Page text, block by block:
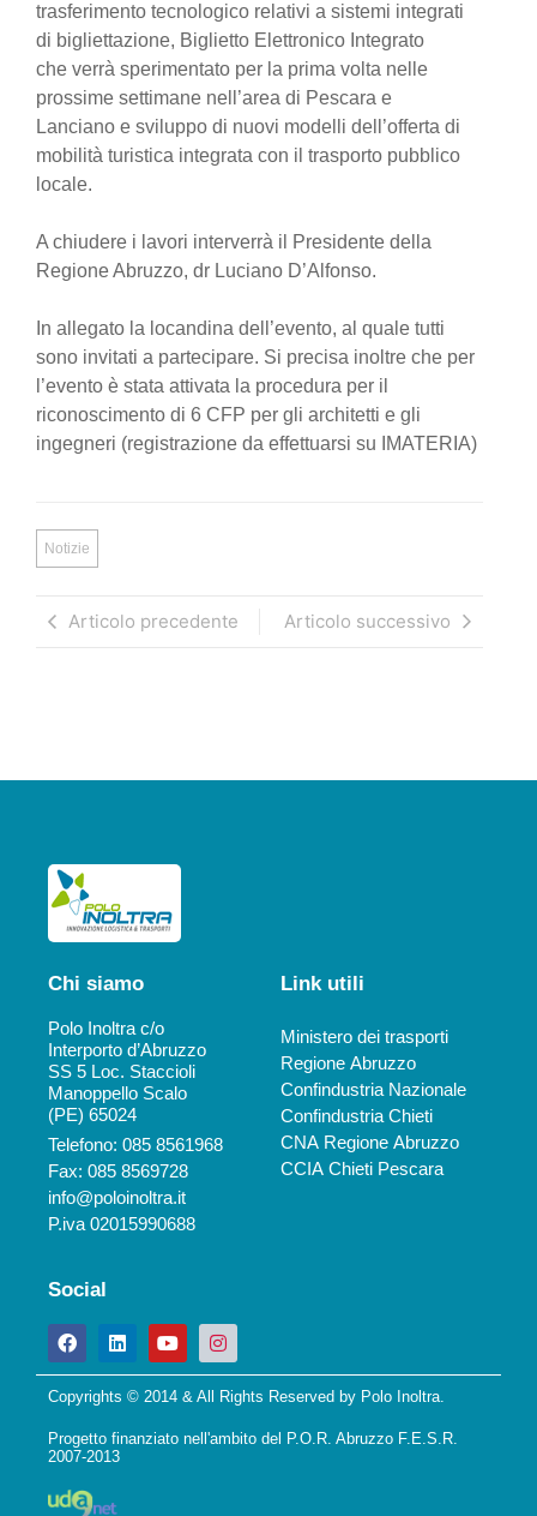
trasferimento tecnologico relativi a sistemi integrati
di bigliettazione, Biglietto Elettronico Integrato
che verrà sperimentato per la prima volta nelle
prossime settimane nell’area di Pescara e
Lanciano e sviluppo di nuovi modelli dell’offerta di
mobilità turistica integrata con il trasporto pubblico
locale.
A chiudere i lavori interverrà il Presidente della
Regione Abruzzo, dr Luciano D’Alfonso.
In allegato la locandina dell’evento, al quale tutti
sono invitati a partecipare. Si precisa inoltre che per
l’evento è stata attivata la procedura per il
riconoscimento di 6 CFP per gli architetti e gli
ingegneri (registrazione da effettuarsi su IMATERIA)
Notizie
Articolo precedente Articolo successivo
Chi siamo
Polo Inoltra c/o
Interporto d’Abruzzo
SS 5 Loc. Staccioli
Manoppello Scalo
(PE) 65024
Telefono: 085 8561968
Fax: 085 8569728
info@poloinoltra.it
P.iva 02015990688
Link utili
Ministero dei trasporti
Regione Abruzzo
Confindustria Nazionale
Confindustria Chieti
CNA Regione Abruzzo
CCIA Chieti Pescara
Social
Copyrights © 2014 & All Rights Reserved by Polo Inoltra.
Progetto finanziato nell'ambito del P.O.R. Abruzzo F.E.S.R.
2007-2013